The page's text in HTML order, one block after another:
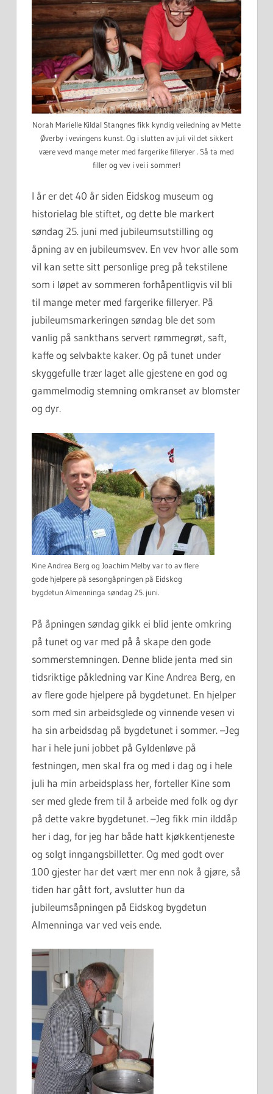
Norah Marielle Kildal Stangnes fikk kyndig veiledning av Mette
Øverby i vevingens kunst. Og i slutten av juli vil det sikkert
være vevd mange meter med fargerike filleryer . Så ta med
filler og vev i vei i sommer!
I år er det 40 år siden Eidskog museum og
historielag ble stiftet, og dette ble markert
søndag 25. juni med jubileumsutstilling og
åpning av en jubileumsvev. En vev hvor alle som
vil kan sette sitt personlige preg på tekstilene
som i løpet av sommeren forhåpentligvis vil bli
til mange meter med fargerike filleryer. På
jubileumsmarkeringen søndag ble det som
vanlig på sankthans servert rømmegrøt, saft,
kaffe og selvbakte kaker. Og på tunet under
skyggefulle trær laget alle gjestene en god og
gammelmodig stemning omkranset av blomster
og dyr.
Kine Andrea Berg og Joachim Melby var to av flere
gode hjelpere på sesongåpningen på Eidskog
bygdetun Almenninga søndag 25. juni.
På åpningen søndag gikk ei blid jente omkring
på tunet og var med på å skape den gode
sommerstemningen. Denne blide jenta med sin
tidsriktige påkledning var Kine Andrea Berg, en
av flere gode hjelpere på bygdetunet. En hjelper
som med sin arbeidsglede og vinnende vesen vi
ha sin arbeidsdag på bygdetunet i sommer. –Jeg
har i hele juni jobbet på Gyldenløve på
festningen, men skal fra og med i dag og i hele
juli ha min arbeidsplass her, forteller Kine som
ser med glede frem til å arbeide med folk og dyr
på dette vakre bygdetunet. –Jeg fikk min ilddåp
her i dag, for jeg har både hatt kjøkkentjeneste
og solgt inngangsbilletter. Og med godt over
100 gjester har det vært mer enn nok å gjøre, så
tiden har gått fort, avslutter hun da
jubileumsåpningen på Eidskog bygdetun
Almenninga var ved veis ende.